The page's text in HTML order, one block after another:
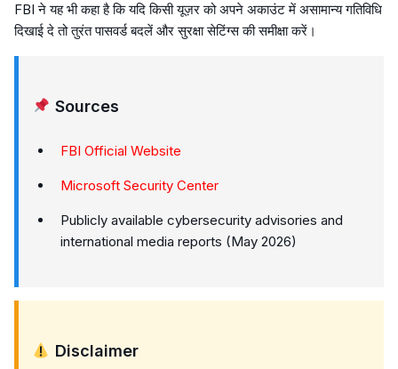
FBI ने यह भी कहा है कि यदि किसी यूज़र को अपने अकाउंट में असामान्य गतिविधि
दिखाई दे तो तुरंत पासवर्ड बदलें और सुरक्षा सेटिंग्स की समीक्षा करें।
Sources
FBI Official Website
Microsoft Security Center
Publicly available cybersecurity advisories and
international media reports (May 2026)
Disclaimer